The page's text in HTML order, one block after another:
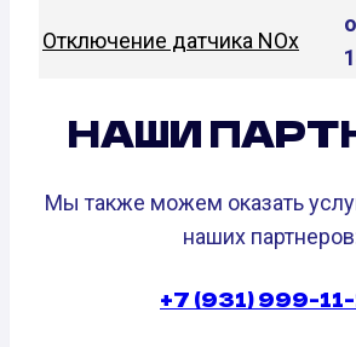
Отключение датчика NOx
НАШИ
Мы также можем оказать
наших
+7 (931) 999-